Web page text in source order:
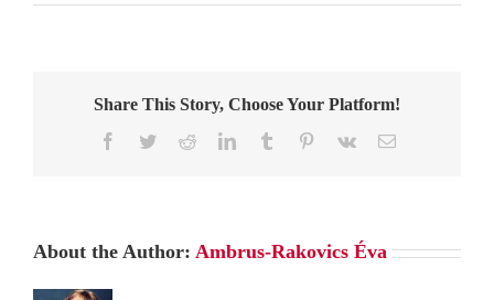
Share This Story, Choose Your Platform!
Facebook
TwitterRedditLinkedInTumblr Pinterest
Vk Email:
About the Author: Ambrus-Rakovics Éva